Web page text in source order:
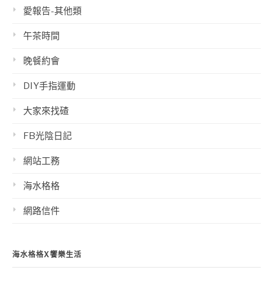
愛報告-其他類
午茶時間
晚餐約會
DIY手指運動
大家來找碴
FB光陰日記
網站工務
海水格格
網路信件
海水格格X饗樂生活